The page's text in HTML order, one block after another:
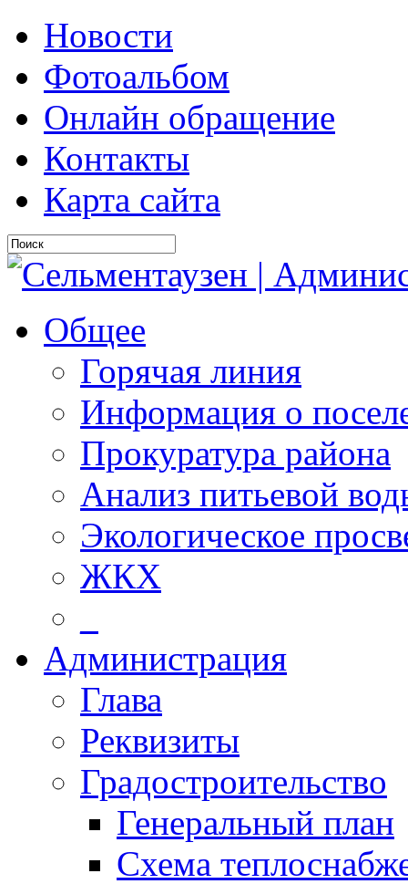
Новости
Фотоальбом
Онлайн обращение
Контакты
Карта сайта
Общее
Горячая линия
Информация о
Прокуратура района
Анализ питьевой
Экологическое
ЖКХ
Администрация
Глава
Реквизиты
Градостроительство
Генеральный план
Схема